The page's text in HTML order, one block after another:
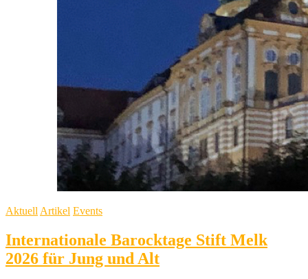
Aktuell Artikel Events
Internationale Barocktage Stift Melk
2026 für Jung und Alt